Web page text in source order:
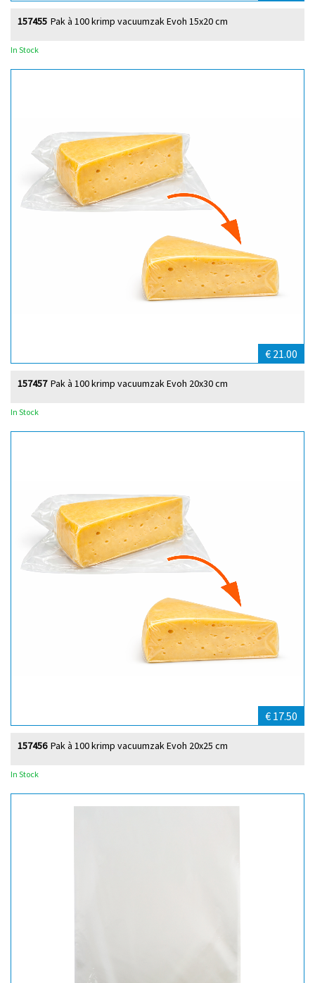
Pak à 100 krimp vacuumzak Evoh 15x20 cm
157455
In Stock
€ 21.00
Pak à 100 krimp vacuumzak Evoh 20x30 cm
157457
In Stock
€ 17.50
Pak à 100 krimp vacuumzak Evoh 20x25 cm
157456
In Stock